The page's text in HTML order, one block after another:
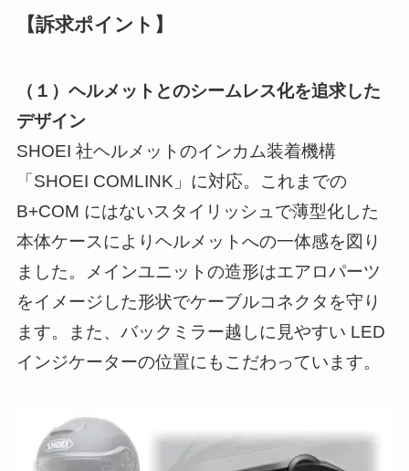
【訴求ポイント】
（１）ヘルメットとのシームレス化を追求した
デザイン
SHOEI 社ヘルメットのインカム装着機構
「SHOEI COMLINK」に対応。これまでの
B+COM にはないスタイリッシュで薄型化した
本体ケースによりヘルメットへの一体感を図り
ました。メインユニットの造形はエアロパーツ
をイメージした形状でケーブルコネクタを守り
ます。また、バックミラー越しに見やすい LED
インジケーターの位置にもこだわっています。